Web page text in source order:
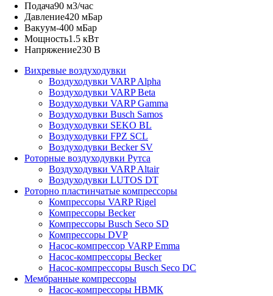
Подача90 м3/час
Давление420 мБар
Вакуум-400 мБар
Мощность1.5 кВт
Напряжение230 В
Вихревые воздуходувки
Воздуходувки VARP Alpha
Воздуходувки VARP Beta
Воздуходувки VARP Gamma
Воздуходувки Busch Samos
Воздуходувки SEKO BL
Воздуходувки FPZ SCL
Воздуходувки Becker SV
Роторные воздуходувки Рутса
Воздуходувки VARP Altair
Воздуходувки LUTOS DT
Роторно пластинчатые компрессоры
Компрессоры VARP Rigel
Компрессоры Becker
Компрессоры Busch Seco SD
Компрессоры DVP
Насос-компрессор VARP Emma
Насос-компрессоры Becker
Насос-компрессоры Busch Seco DC
Мембранные компрессоры
Насос-компрессоры НВМК